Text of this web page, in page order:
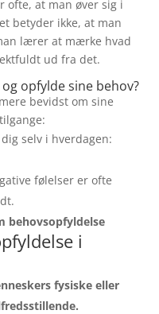
ofte, at man øver sig i
betyder ikke, at man
lærer at mærke hvad
ud fra det.
opfylde sine behov?
bevidst om sine
selv i hverdagen:
følelser er ofte
behovsopfyldelse
i
fysiske eller